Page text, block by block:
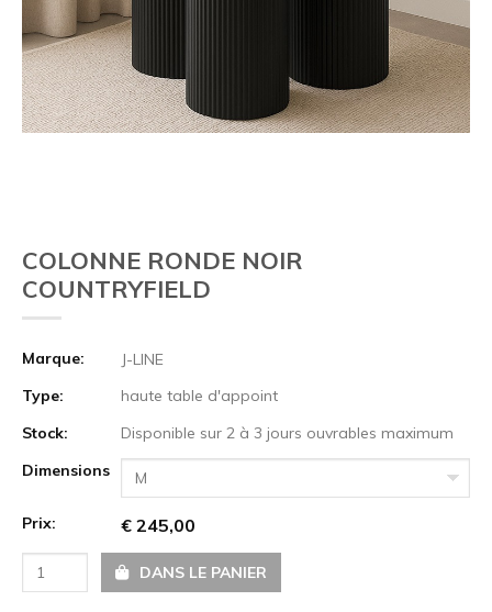
COLONNE RONDE NOIR
COUNTRYFIELD
Marque:
J-LINE
Type:
haute table d'appoint
Stock:
Disponible sur 2 à 3 jours ouvrables maximum
Dimensions
M
Prix: € 245,00
DANS LE PANIER